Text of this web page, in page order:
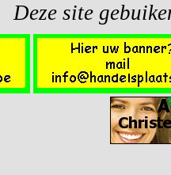
Deze site